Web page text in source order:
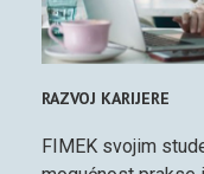
RAZVOJ KARIJERE
FIMEK svojim